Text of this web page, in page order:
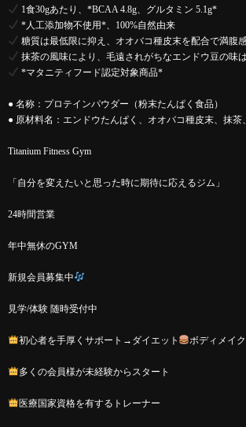
1食30gあたり、*BCAA 4.8g、グルタミン 5.1g*
*人工添加物不使用*、100%自然由来
糖質は最低限に抑え、オオバコ種皮末を配合で満腹
抹茶の風味により、毛遠されがちなエンドウ豆の味
*マタニティフード認定対象商品*
● 名称：プロテインパウダー（粉末たんぱく食品）
● 原材料名：エンドウたんぱく、オオバコ種皮末、抹茶
Titanium Fitness Gym
「自分を変えたいと思った時に期待に応えるジム」
24時間営業
年中無休のGYM
新規会員募集中
見学/体験 随時受付中
初心者を手厚くサポート→ダイエット ボディメイク
多くの会員様が未経験からスタート
医療国家資格を有するトレーナー